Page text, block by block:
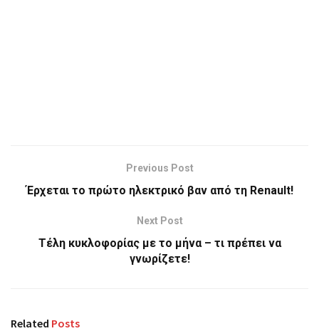
Previous Post
Έρχεται το πρώτο ηλεκτρικό βαν από τη Renault!
Next Post
Τέλη κυκλοφορίας με το μήνα – τι πρέπει να
γνωρίζετε!
Related Posts